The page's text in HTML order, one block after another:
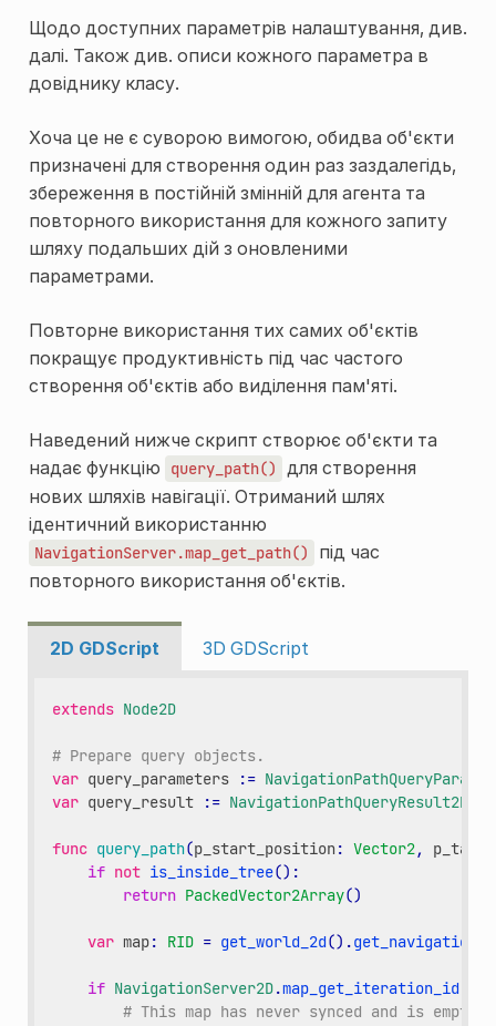
Щодо доступних параметрів налаштування, див.
далі. Також див. описи кожного параметра в
довіднику класу.
Хоча це не є суворою вимогою, обидва об'єкти
призначені для створення один раз заздалегідь,
збереження в постійній змінній для агента та
повторного використання для кожного запиту
шляху подальших дій з оновленими
параметрами.
Повторне використання тих самих об'єктів
покращує продуктивність під час частого
створення об'єктів або виділення пам'яті.
Наведений нижче скрипт створює об'єкти та
надає функцію
query_path()
для створення
нових шляхів навігації. Отриманий шлях
ідентичний використанню
NavigationServer.map_get_path()
під час
повторного використання об'єктів.
2D GDScript 3D GDScript
extends Node2D
# Prepare query objects.
var query_parameters :=
var query_result := NavigationPathQueryResult2D
func query_path(p_start_position: Vector2,
if not is_inside_tree():
return PackedVector2Array()
var map: RID = get_world_2d() .
if NavigationServer2D.map_get_iteration_id
# This map has never synced and is